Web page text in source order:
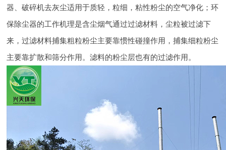
器、破碎机去灰尘适用于质轻，粒细，粘性粉尘的空气净化；环
保除尘器的工作机理是含尘烟气通过过滤材料，尘粒被过滤下
来，过滤材料捕集粗粒粉尘主要靠惯性碰撞作用，捕集细粒粉尘
主要靠扩散和筛分作用。滤料的粉尘层也有的过滤作用。